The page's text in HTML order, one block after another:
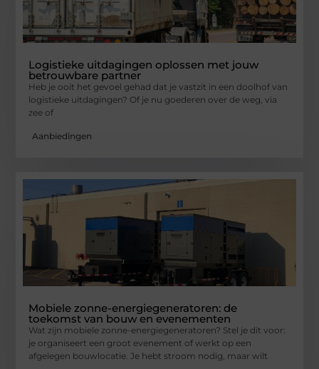
Logistieke uitdagingen oplossen met jouw
betrouwbare partner
Heb je ooit het gevoel gehad dat je vastzit in een doolhof van
logistieke uitdagingen? Of je nu goederen over de weg, via
zee of
Aanbiedingen
Mobiele zonne-energiegeneratoren: de
toekomst van bouw en evenementen
Wat zijn mobiele zonne-energiegeneratoren? Stel je dit voor:
je organiseert een groot evenement of werkt op een
afgelegen bouwlocatie. Je hebt stroom nodig, maar wilt